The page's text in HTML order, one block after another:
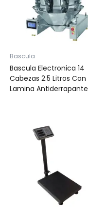
Bascula
Bascula Electronica 14
Cabezas 2.5 Litros Con
Lamina Antiderrapante